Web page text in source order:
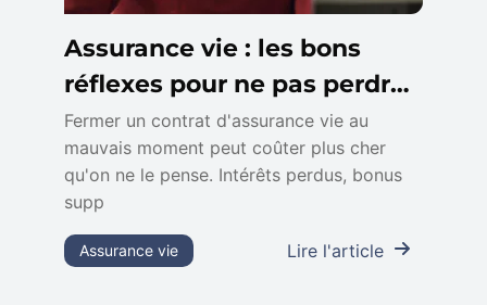
Assurance vie : les bons
réflexes pour ne pas perdre
d’intérêts à la sortie
Fermer un contrat d'assurance vie au
mauvais moment peut coûter plus cher
qu'on ne le pense. Intérêts perdus, bonus
supp
Lire l'article
Assurance vie